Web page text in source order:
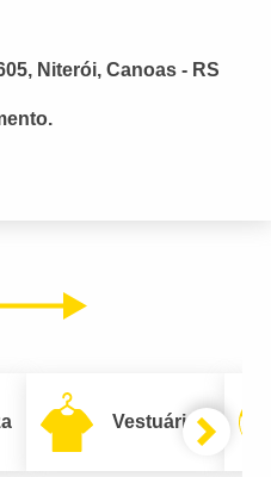
Niterói, Canoas - RS
Próximo
Vestuário